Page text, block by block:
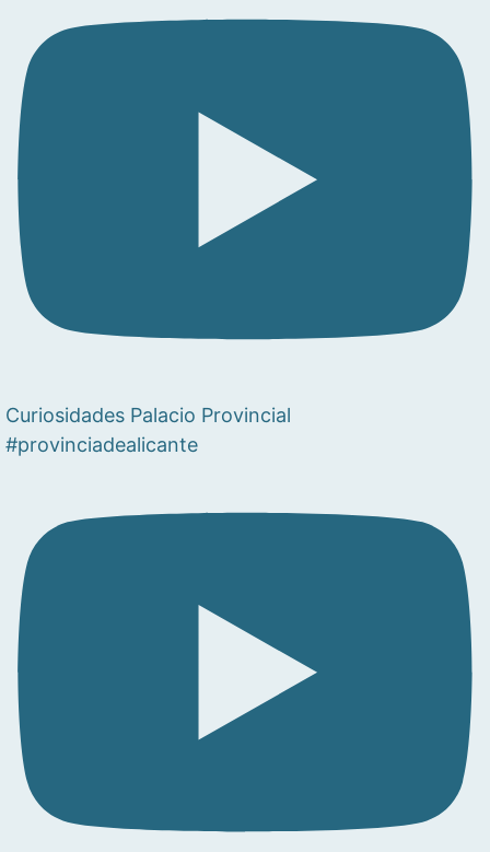
Curiosidades Palacio Provincial
#provinciadealicante